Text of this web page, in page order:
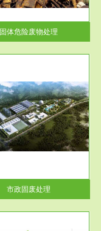
固体危险废物处理
市政固废处理